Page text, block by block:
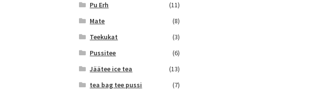
Pu Erh
(11)
Mate
(8)
Teekukat
(3)
Pussitee
(6)
Jäätee ice tea
(13)
tea bag tee pussi
(7)